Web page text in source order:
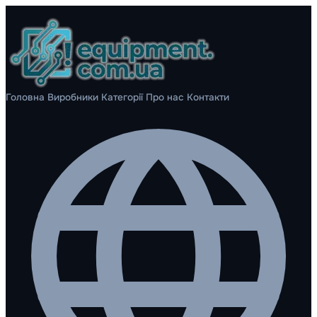
Головна Виробники Категорії Про нас Контакти